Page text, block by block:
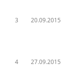
3 20.09.2015
4 27.09.2015